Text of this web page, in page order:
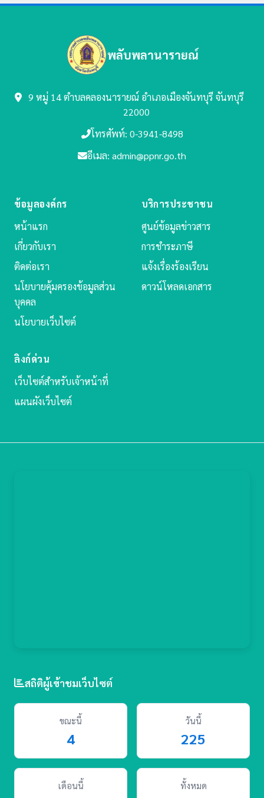
พลับพลานารายณ์
9 หมู่ 14 ตำบลคลองนารายณ์ อำเภอเมืองจันทบุรี จันทบุรี
22000
โทรศัพท์: 0-3941-8498
อีเมล: admin@ppnr.go.th
ข้อมูลองค์กร
หน้าแรก
เกี่ยวกับเรา
ติดต่อเรา
นโยบายคุ้มครองข้อมูลส่วน
บุคคล
นโยบายเว็บไซต์
บริการประชาชน
ศูนย์ข้อมูลข่าวสาร
การชำระภาษี
แจ้งเรื่องร้องเรียน
ดาวน์โหลดเอกสาร
ลิงก์ด่วน
เว็บไซต์สำหรับเจ้าหน้าที่
แผนผังเว็บไซต์
สถิติผู้เข้าชมเว็บไซต์
ขณะนี้
4
วันนี้
225
เดือนนี้ ทั้งหมด